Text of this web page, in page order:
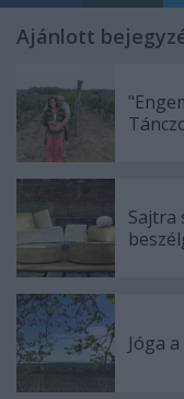
Ajánlott
Sajtra
Jóga